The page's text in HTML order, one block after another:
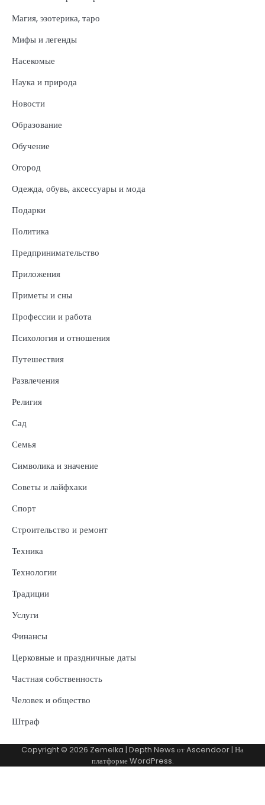
Магия, эзотерика, таро
Мифы и легенды
Насекомые
Наука и природа
Новости
Образование
Обучение
Огород
Одежда, обувь, аксессуары и мода
Подарки
Политика
Предпринимательство
Приложения
Приметы и сны
Профессии и работа
Психология и отношения
Путешествия
Развлечения
Религия
Сад
Семья
Символика и значение
Советы и лайфхаки
Спорт
Строительство и ремонт
Техника
Технологии
Традиции
Услуги
Финансы
Церковные и праздничные даты
Частная собственность
Человек и общество
Штраф
Copyright © 2026 Zemelka | Depth News отAscendoor| На
платформеWordPress.